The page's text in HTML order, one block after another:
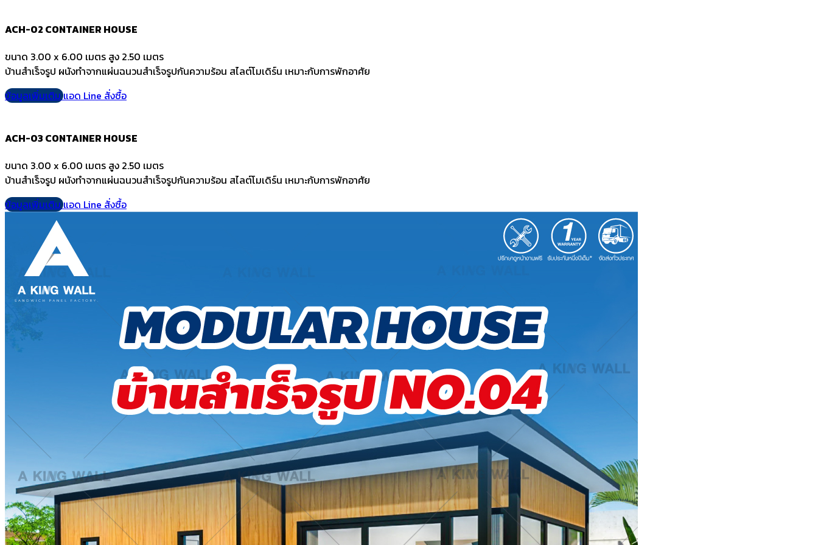
ACH-02 CONTAINER HOUSE
ขนาด 3.00 x 6.00 เมตร สูง 2.50 เมตร
บ้านสำเร็จรูป ผนังทำจากแผ่นฉนวนสำเร็จรูปกันความร้อน สไลต์โมเดิร์น เหมาะกับการพักอาศัย
ข้อมูลเพิ่มเติม แอด Line สั่งซื้อ
ACH-03 CONTAINER HOUSE
ขนาด 3.00 x 6.00 เมตร สูง 2.50 เมตร
บ้านสำเร็จรูป ผนังทำจากแผ่นฉนวนสำเร็จรูปกันความร้อน สไลต์โมเดิร์น เหมาะกับการพักอาศัย
ข้อมูลเพิ่มเติม แอด Line สั่งซื้อ